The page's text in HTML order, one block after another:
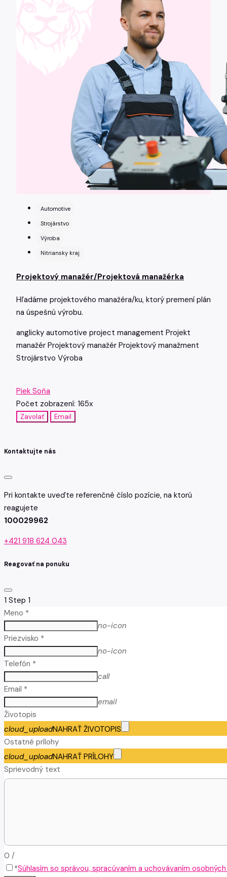
Automotive
Strojárstvo
Výroba
Nitriansky kraj
Projektový manažér/Projektová manažérka
Hľadáme projektového manažéra/ku, ktorý premení plán
na úspešnú výrobu.
anglicky automotive project management Projekt
manažér Projektový manažér Projektový manažment
Strojárstvo Výroba
Piek Soňa
Počet zobrazení: 165x
Zavolať Email
Kontaktujte nás
Pri kontakte uveďte referenčné číslo pozície, na ktorú
reagujete
100029962
+421 918 624 043
Reagovať na ponuku
1 Step 1
Meno *
no-icon
Priezvisko *
no-icon
Telefón *
call
Email *
email
Životopis
cloud_uploadNAHRAŤ ŽIVOTOPIS
Ostatné prílohy
cloud_uploadNAHRAŤ PRÍLOHY
Sprievodný text
0 /
*Súhlasím so správou, spracúvaním a uchovávaním